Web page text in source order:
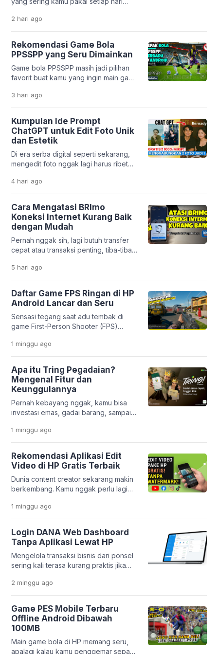
korban bisa terjebak bunga tinggi,
Indonesia? Mulai dari pesan ojek,
belanja online, sampai belajar,
semuanya bisa dilakukan lewat karya
anak bangsa. Perkembangan teknologi
digital di Indonesia memang sangat
pesat. Banyak startup lokal yang
berhasil menciptakan solusi praktis
mempermudah hidup, aplikasi […]
2 hari ago
Rekomendasi Game Bola
PPSSPP yang Seru Dimainkan
Game bola PPSSPP masih jadi pilihan
favorit buat kamu yang ingin main game
perangkat mahal. Emulator PPSSPP
memungkinkan kamu menjalankan
game PSP dengan lancar, bahkan di
HP dengan spesifikasi menengah ke
bawah. Menariknya, beberapa game
masih mendapatkan update dari
komunitas. Mulai dari transfer pemain
terbaru sampai patch liga […]
3 hari ago
Kumpulan Ide Prompt
ChatGPT untuk Edit Foto Unik
dan Estetik
Di era serba digital seperti sekarang,
mengedit foto nggak lagi harus ribet
kemajuan teknologi kecerdasan buatan
seperti ChatGPT, kamu cukup
mengetikkan perintah teks untuk
mengubah tampilan foto jadi lebih
estetik dan unik. Mulai dari efek
sinematik ala film, tampilan 3D yang
modern, sampai gaya anime yang lucu,
semuanya bisa […]
4 hari ago
Cara Mengatasi BRImo
Koneksi Internet Kurang Baik
dengan Mudah
Pernah nggak sih, lagi butuh transfer
cepat atau transaksi penting, tiba-tiba
kurang baik” di aplikasi BRImo?
Rasanya pasti bikin panik, apalagi kalau
situasinya mendesak. Masalah ini
memang cukup sering dialami oleh
nasabah Bank BRI. Tapi tenang,
penyebabnya nggak selalu karena
server gangguan. Justru, dalam banyak
pengaturan di […]
5 hari ago
Daftar Game FPS Ringan di HP
Android Lancar dan Seru
Sensasi tegang saat adu tembak di
game First-Person Shooter (FPS)
di rumah atau lagi santai di luar, genre
ini nggak pernah gagal memacu
adrenalin. Masalahnya, nggak semua
orang punya HP flagship dengan
storage besar. Banyak pengguna
Android masih pakai HP entry-level
yang sering ngelag kalau dipakai main
game berat. Belum […]
1 minggu ago
Apa itu Tring Pegadaian?
Mengenal Fitur dan
Keunggulannya
Pernah kebayang nggak, kamu bisa
investasi emas, gadai barang, sampai
satu aplikasi di HP? Di era digital
seperti sekarang, semua itu bukan lagi
hal yang sulit. Melalui inovasi
terbarunya, PT Pegadaian
menghadirkan aplikasi yang makin
lengkap dan praktis. Layanan
Pegadaian Digital kini berevolusi jadi
terintegrasi. […]
1 minggu ago
Rekomendasi Aplikasi Edit
Video di HP Gratis Terbaik
Dunia content creator sekarang makin
berkembang. Kamu nggak perlu lagi
keren. Cukup pakai HP, kamu sudah
bisa menghasilkan konten yang
menarik dan profesional. Platform
seperti TikTok, Instagram Reels, dan
YouTube Shorts bikin kebutuhan
editing video makin tinggi. Tapi
masalahnya, banyak orang bingung
gratis, mudah dipakai, […]
1 minggu ago
Login DANA Web Dashboard
Tanpa Aplikasi Lewat HP
Mengelola transaksi bisnis dari ponsel
sering kali terasa kurang praktis jika
sekaligus. Apalagi jika memori HP
sudah mulai penuh atau kamu ingin
bekerja lebih cepat tanpa berpindah-
pindah aplikasi. Kabar baiknya, DANA
menyediakan layanan Dashboard Web
yang bisa diakses langsung melalui
browser. Platform ini memudahkan
2 minggu ago
Game PES Mobile Terbaru
Offline Android Dibawah
100MB
Main game bola di HP memang seru,
apalagi kalau kamu penggemar sepak